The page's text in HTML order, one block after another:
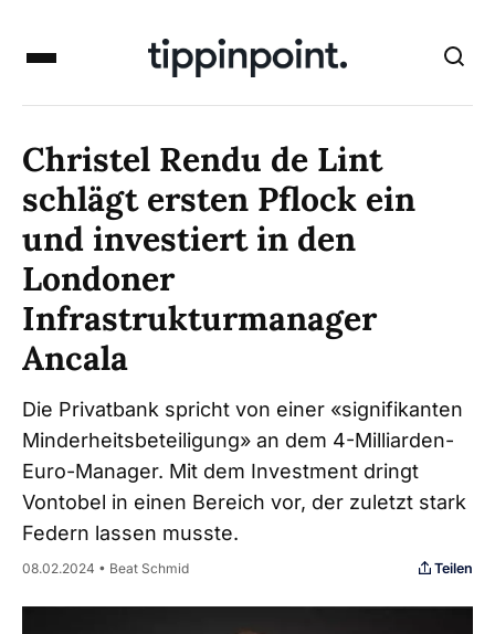
Christel Rendu de Lint
schlägt ersten Pflock ein
und investiert in den
Londoner
Infrastrukturmanager
Ancala
Die Privatbank spricht von einer «signifikanten
Minderheitsbeteiligung» an dem 4-Milliarden-
Euro-Manager. Mit dem Investment dringt
Vontobel in einen Bereich vor, der zuletzt stark
Federn lassen musste.
08.02.2024 • Beat Schmid Teilen